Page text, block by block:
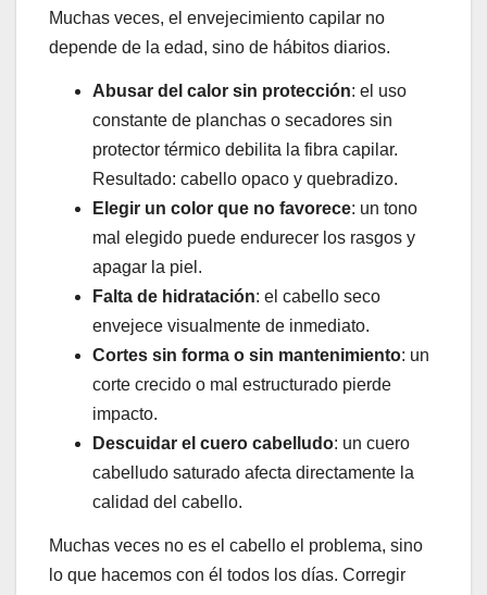
Muchas veces, el envejecimiento capilar no
depende de la edad, sino de hábitos diarios.
Abusar del calor sin protección: el uso
constante de planchas o secadores sin
protector térmico debilita la fibra capilar.
Resultado: cabello opaco y quebradizo.
Elegir un color que no favorece: un tono
mal elegido puede endurecer los rasgos y
apagar la piel.
Falta de hidratación: el cabello seco
envejece visualmente de inmediato.
Cortes sin forma o sin mantenimiento: un
corte crecido o mal estructurado pierde
impacto.
Descuidar el cuero cabelludo: un cuero
cabelludo saturado afecta directamente la
calidad del cabello.
Muchas veces no es el cabello el problema, sino
lo que hacemos con él todos los días. Corregir